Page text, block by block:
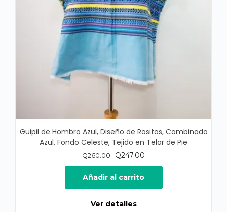
Güipil de Hombro Azul, Diseño de Rositas, Combinado
Azul, Fondo Celeste, Tejido en Telar de Pie
Q260.00
El
precio
original
era:
Q247.00
precio
es:
Añadir al carrito
Ver detalles